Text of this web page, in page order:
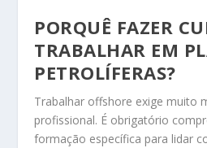
PORQUÊ FAZER
TRABALHAR EM
PETROLÍFERAS?
Trabalhar offshore exige muito
profissional. É obrigatório
formação específica para lidar